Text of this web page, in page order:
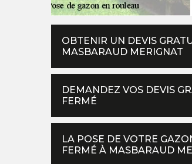
OBTENIR UN DEVIS
MASBARAUD MERIGNAT
DEMANDEZ VOS DEVIS
FERMÉ
LA POSE DE VOTRE
FERMÉ À MASBARAUD